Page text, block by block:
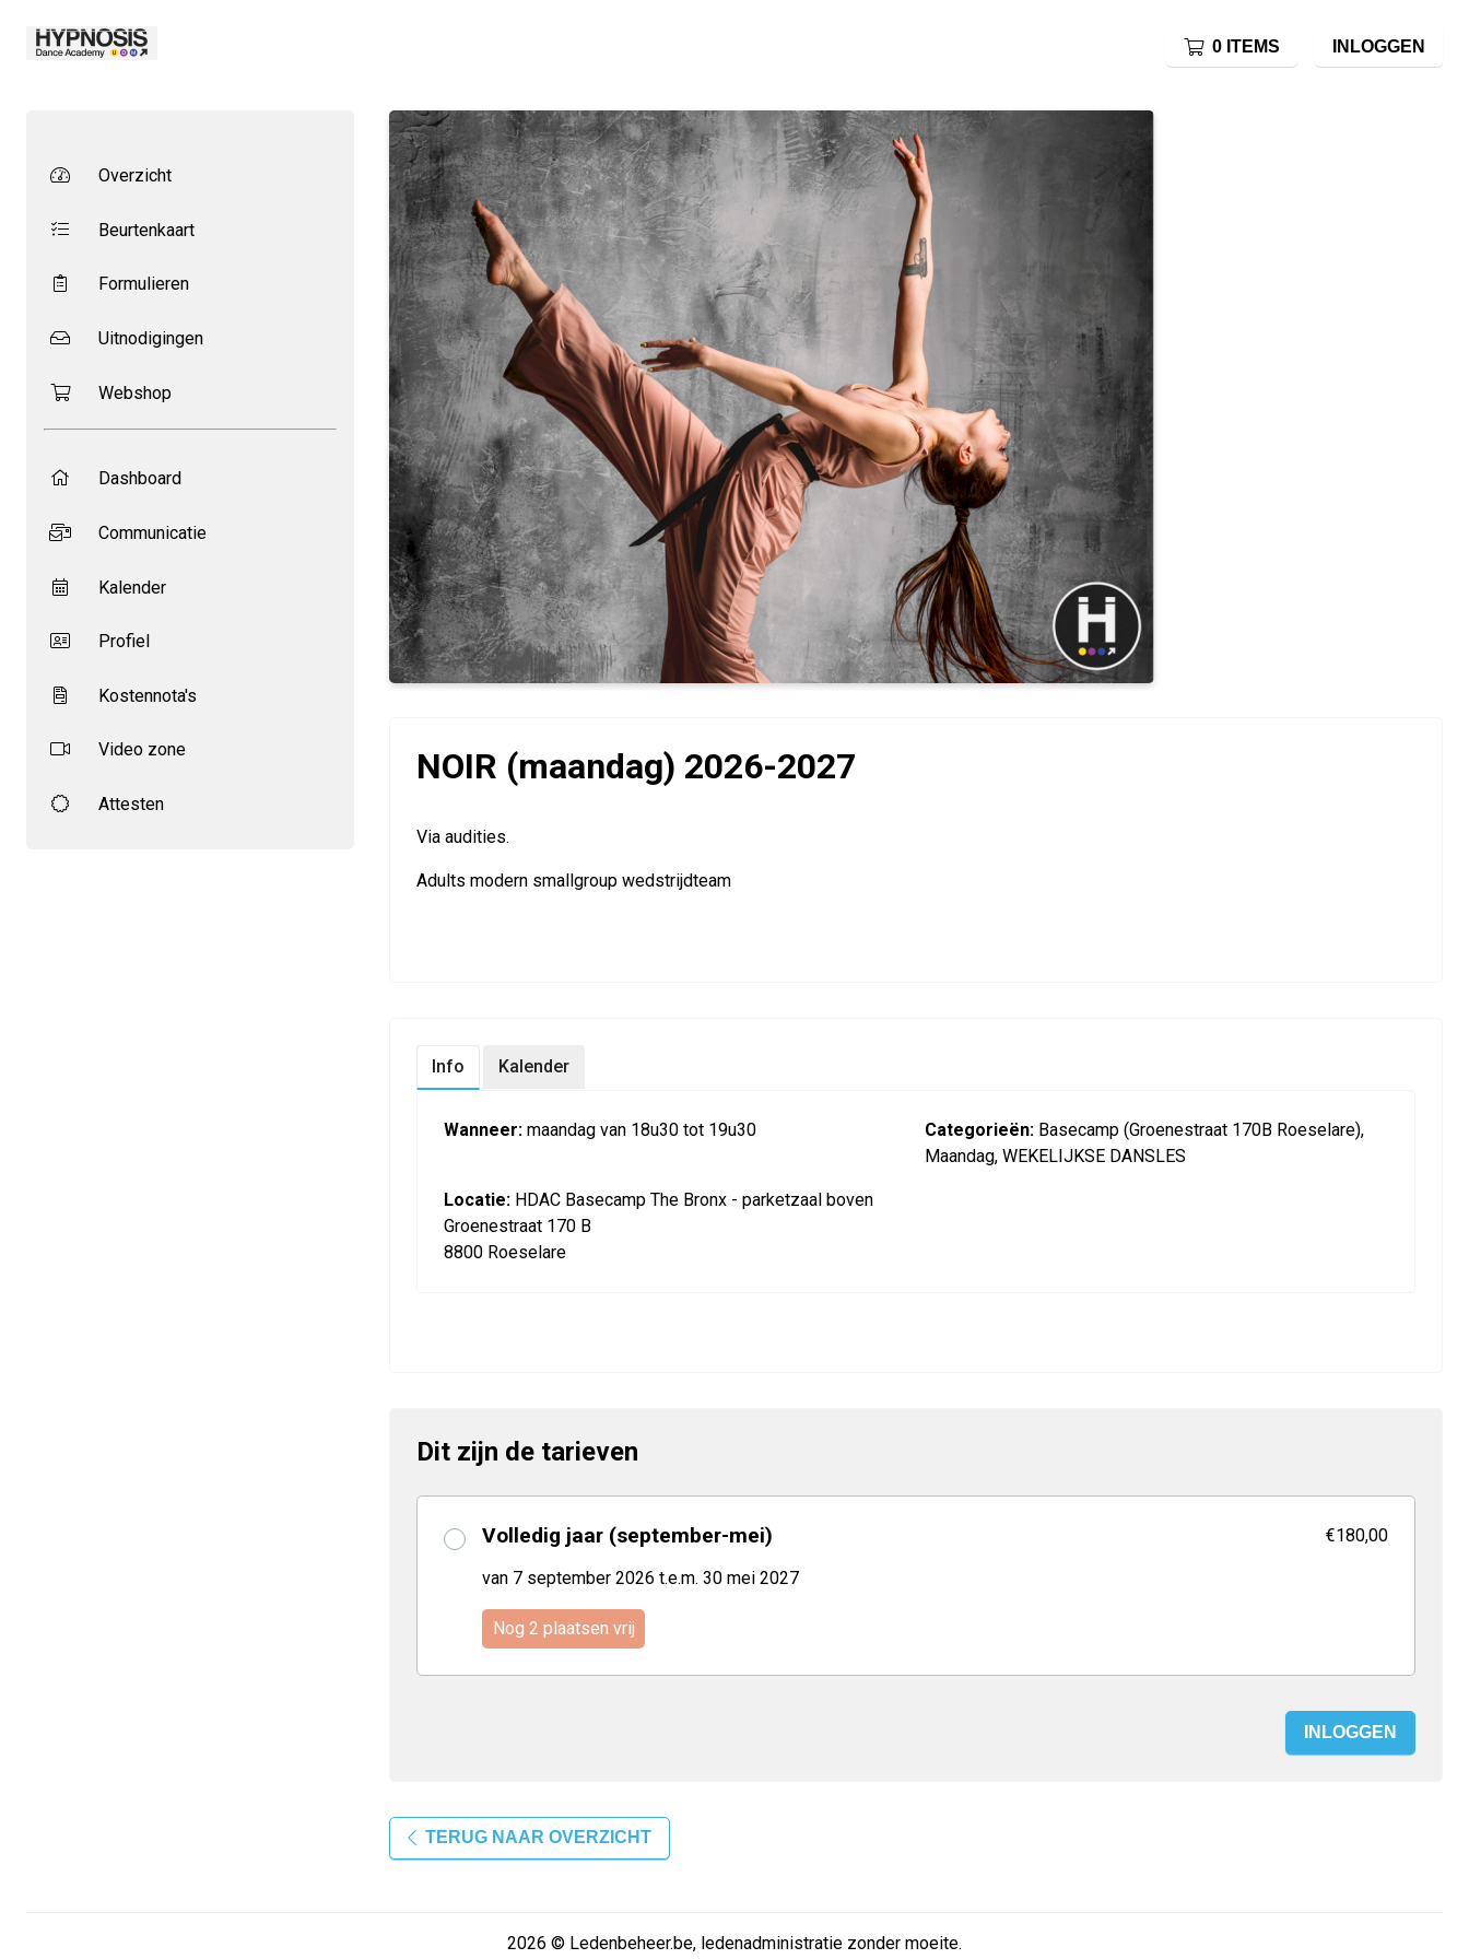
0 ITEMS INLOGGEN
Overzicht
Beurtenkaart
Formulieren
Uitnodigingen
Webshop
Dashboard
Communicatie
Kalender
Profiel
Kostennota's
Video zone
Attesten
NOIR (maandag) 2026-2027
Via audities.
Adults modern smallgroup wedstrijdteam
Info Kalender
Wanneer: maandag van 18u30 tot 19u30 Categorieën: Basecamp (Groenestraat 170B Roeselare),
Maandag, WEKELIJKSE DANSLES
Locatie: HDAC Basecamp The Bronx - parketzaal boven
Groenestraat 170 B
8800 Roeselare
Dit zijn de tarieven
Volledig jaar (september-mei)
van 7 september 2026 t.e.m. 30 mei 2027
Nog 2 plaatsen vrij
€180,00
INLOGGEN
TERUG NAAR OVERZICHT
2026 © Ledenbeheer.be, ledenadministratie zonder moeite.